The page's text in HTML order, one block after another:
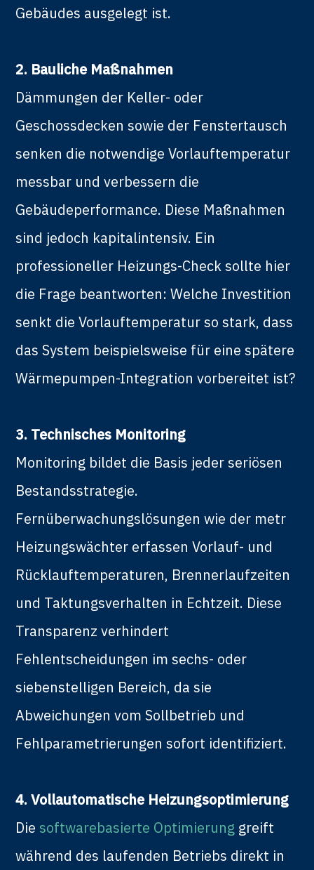
Gebäudes ausgelegt ist.
2. Bauliche Maßnahmen
Dämmungen der Keller- oder
Geschossdecken sowie der Fenstertausch
senken die notwendige Vorlauftemperatur
messbar und verbessern die
Gebäudeperformance. Diese Maßnahmen
sind jedoch kapitalintensiv. Ein
professioneller Heizungs-Check sollte hier
die Frage beantworten: Welche Investition
senkt die Vorlauftemperatur so stark, dass
das System beispielsweise für eine spätere
Wärmepumpen-Integration vorbereitet ist?
3. Technisches Monitoring
Monitoring bildet die Basis jeder seriösen
Bestandsstrategie.
Fernüberwachungslösungen wie der metr
Heizungswächter erfassen Vorlauf- und
Rücklauftemperaturen, Brennerlaufzeiten
und Taktungsverhalten in Echtzeit. Diese
Transparenz verhindert
Fehlentscheidungen im sechs- oder
siebenstelligen Bereich, da sie
Abweichungen vom Sollbetrieb und
Fehlparametrierungen sofort identifiziert.
4. Vollautomatische Heizungsoptimierung
Die softwarebasierte Optimierung greift
während des laufenden Betriebs direkt in